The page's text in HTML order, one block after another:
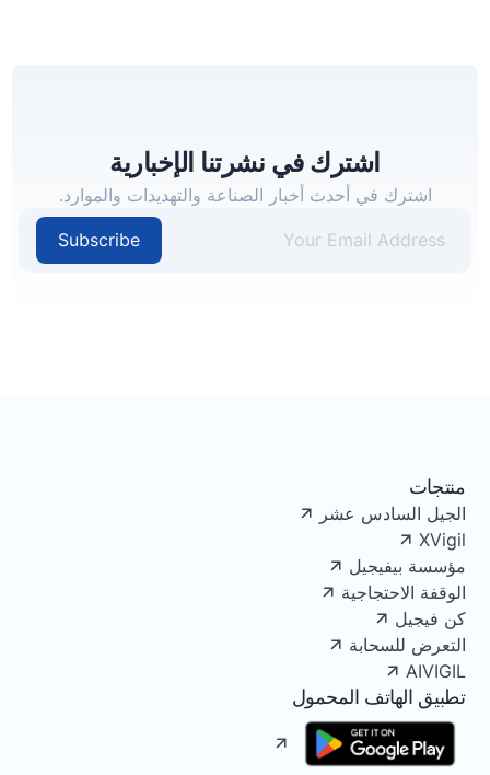
اشترك في نشرتنا الإخبارية
اشترك في أحدث أخبار الصناعة والتهديدات والموارد.
Subscribe
منتجات
الجيل السادس عشر
XVigil
مؤسسة بيفيجيل
الوقفة الاحتجاجية
كن فيجيل
التعرض للسحابة
AIVIGIL
تطبيق الهاتف المحمول